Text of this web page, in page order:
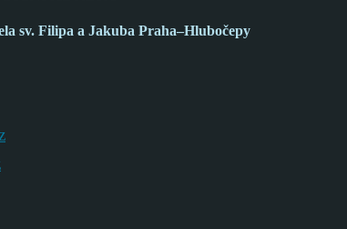
sv. Filipa a Jakuba Praha–Hlubočepy